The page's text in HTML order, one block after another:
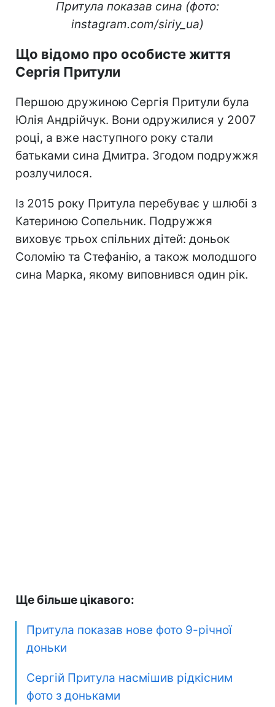
Притула показав сина (фото:
instagram.com/siriy_ua)
Що відомо про особисте життя
Сергія Притули
Першою дружиною Сергія Притули була
Юлія Андрійчук. Вони одружилися у 2007
році, а вже наступного року стали
батьками сина Дмитра. Згодом подружжя
розлучилося.
Із 2015 року Притула перебуває у шлюбі з
Катериною Сопельник. Подружжя
виховує трьох спільних дітей: доньок
Соломію та Стефанію, а також молодшого
сина Марка, якому виповнився один рік.
Ще більше цікавого:
Притула показав нове фото 9-річної
доньки
Сергій Притула насмішив рідкісним
фото з доньками